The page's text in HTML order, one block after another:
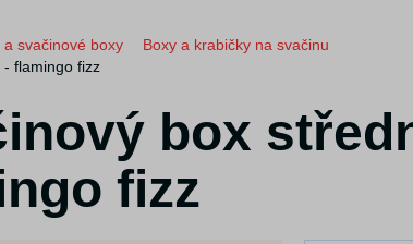
svačinové boxy
Boxy a krabičky na svačinu
flamingo fizz
box
fizz